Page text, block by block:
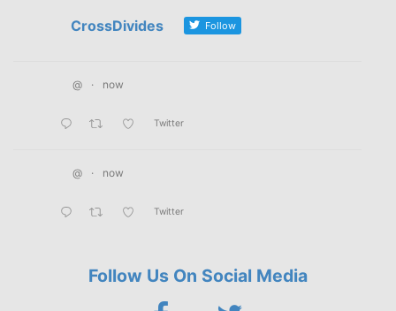
CrossDivides Follow
@ · now
Twitter
@ · now
Twitter
Follow Us On Social Media